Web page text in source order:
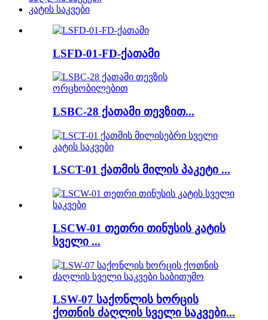
კატის საკვები
LSFD-01-FD-ქათამი
LSBC-28 ქათამი თევზით...
LSCT-01 ქათმის მილის პაკეტი ...
LSCW-01 თეთრი თინუსის კატის
სველი ...
LSW-07 საქონლის ხორცის
ქოთნის ძაღლის სველი საკვები...